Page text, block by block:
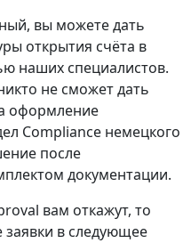
вы можете дать
открытия счёта в
наших специалистов.
не сможет дать
оформление
Compliance немецкого
после
документации.
вам откажут, то
в следующее